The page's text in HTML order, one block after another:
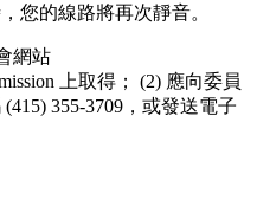
您的線路將再次靜音。
網站
上取得； (2) 應向委員
355-3709，或發送電子